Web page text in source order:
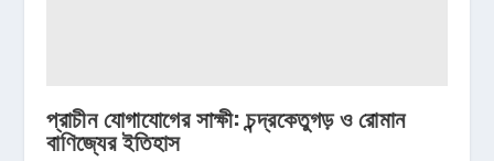
প্রাচীন যোগাযোগের সাক্ষী: চন্দ্রকেতুগড় ও রোমান
বাণিজ্যের ইতিহাস